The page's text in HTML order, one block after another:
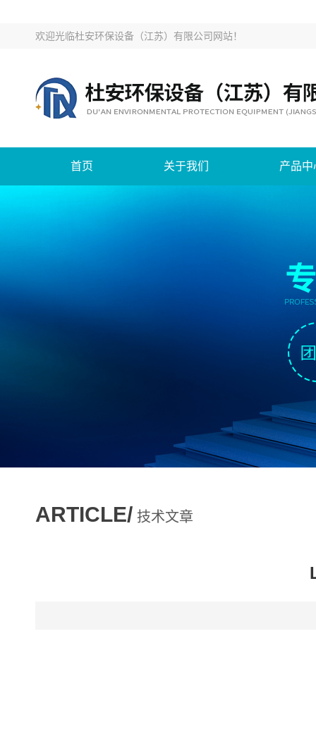
欢迎光临杜安环保设备（江苏）有限公司网站！
首页 关于我们 产品中
ARTICLE/ 技术文章